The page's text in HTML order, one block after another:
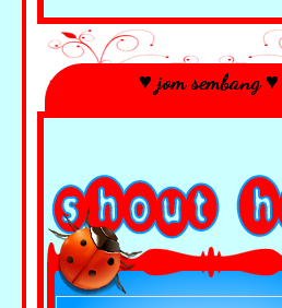
♥ jom sembang ♥